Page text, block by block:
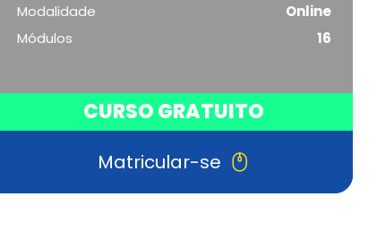
Modalidade
Online
Módulos
16
CURSO GRATUITO
Matricular-se